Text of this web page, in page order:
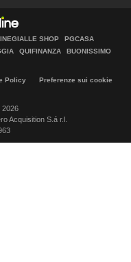
SHOP
PGCASA
QUIFINANZA
BUONISSIMO
Policy
Preferenze sui cookie
2026
Acquisition S.á r.l.